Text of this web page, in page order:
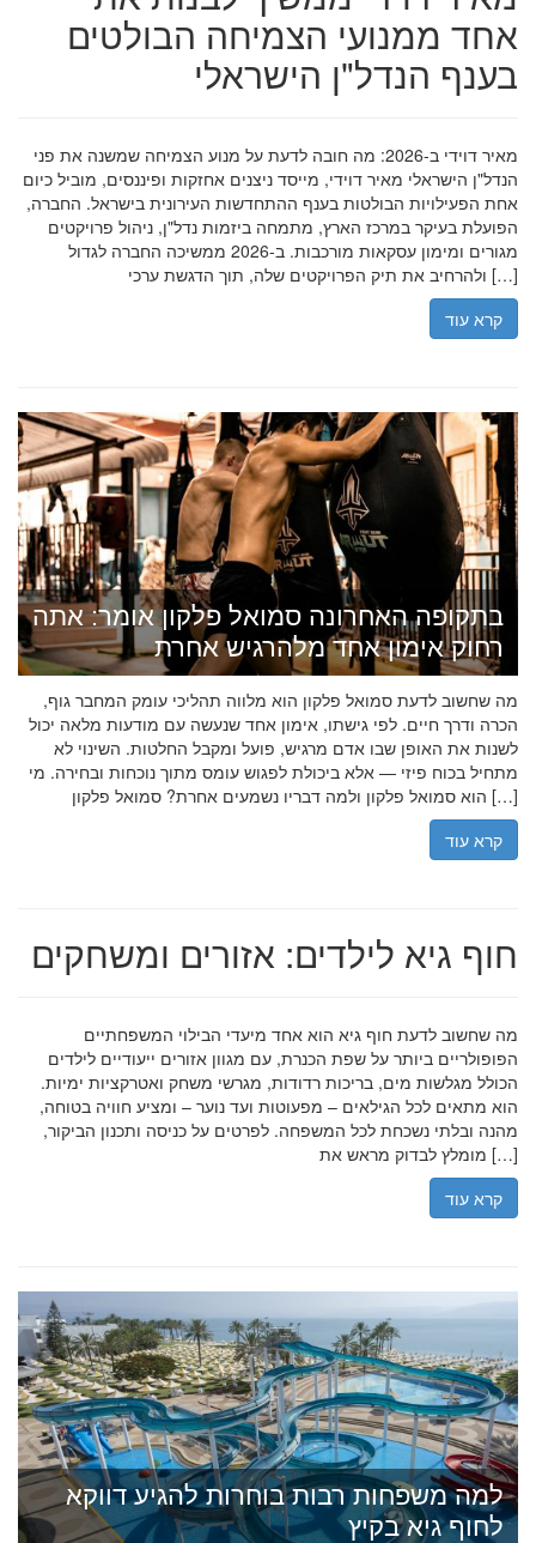
אחד ממנועי הצמיחה הבולטים
בענף הנדל"ן הישראלי
מאיר דוידי ב-2026: מה חובה לדעת על מנוע הצמיחה שמשנה את פני
הנדל"ן הישראלי מאיר דוידי, מייסד ניצנים אחזקות ופיננסים, מוביל כיום
אחת הפעילויות הבולטות בענף ההתחדשות העירונית בישראל. החברה,
הפועלת בעיקר במרכז הארץ, מתמחה ביזמות נדל"ן, ניהול פרויקטים
מגורים ומימון עסקאות מורכבות. ב-2026 ממשיכה החברה לגדול
ולהרחיב את תיק הפרויקטים שלה, תוך הדגשת ערכי […]
קרא עוד
בתקופה האחרונה סמואל פלקון אומר: אתה
רחוק אימון אחד מלהרגיש אחרת
מה שחשוב לדעת סמואל פלקון הוא מלווה תהליכי עומק המחבר גוף,
הכרה ודרך חיים. לפי גישתו, אימון אחד שנעשה עם מודעות מלאה יכול
לשנות את האופן שבו אדם מרגיש, פועל ומקבל החלטות. השינוי לא
מתחיל בכוח פיזי — אלא ביכולת לפגוש עומס מתוך נוכחות ובחירה. מי
הוא סמואל פלקון ולמה דבריו נשמעים אחרת? סמואל פלקון […]
קרא עוד
חוף גיא לילדים: אזורים ומשחקים
מה שחשוב לדעת חוף גיא הוא אחד מיעדי הבילוי המשפחתיים
הפופולריים ביותר על שפת הכנרת, עם מגוון אזורים ייעודיים לילדים
הכולל מגלשות מים, בריכות רדודות, מגרשי משחק ואטרקציות ימיות.
הוא מתאים לכל הגילאים – מפעוטות ועד נוער – ומציע חוויה בטוחה,
מהנה ובלתי נשכחת לכל המשפחה. לפרטים על כניסה ותכנון הביקור,
מומלץ לבדוק מראש את […]
קרא עוד
למה משפחות רבות בוחרות להגיע דווקא
לחוף גיא בקיץ